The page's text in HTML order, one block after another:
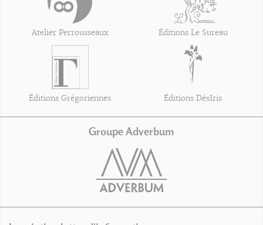
Atelier Perrousseaux Éditions Le Sureau
Éditions Grégoriennes Éditions DésIris
Groupe Adverbum